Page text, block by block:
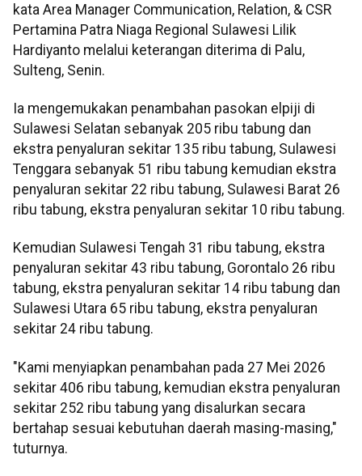
kata Area Manager Communication, Relation, & CSR
Pertamina Patra Niaga Regional Sulawesi Lilik
Hardiyanto melalui keterangan diterima di Palu,
Sulteng, Senin.
Ia mengemukakan penambahan pasokan elpiji di
Sulawesi Selatan sebanyak 205 ribu tabung dan
ekstra penyaluran sekitar 135 ribu tabung, Sulawesi
Tenggara sebanyak 51 ribu tabung kemudian ekstra
penyaluran sekitar 22 ribu tabung, Sulawesi Barat 26
ribu tabung, ekstra penyaluran sekitar 10 ribu tabung.
Kemudian Sulawesi Tengah 31 ribu tabung, ekstra
penyaluran sekitar 43 ribu tabung, Gorontalo 26 ribu
tabung, ekstra penyaluran sekitar 14 ribu tabung dan
Sulawesi Utara 65 ribu tabung, ekstra penyaluran
sekitar 24 ribu tabung.
"Kami menyiapkan penambahan pada 27 Mei 2026
sekitar 406 ribu tabung, kemudian ekstra penyaluran
sekitar 252 ribu tabung yang disalurkan secara
bertahap sesuai kebutuhan daerah masing-masing,"
tuturnya.